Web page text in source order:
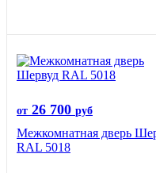
от 26 700 руб
Межкомнатная дверь
RAL 5018